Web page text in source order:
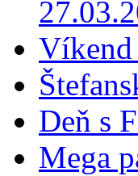
Víkend
Deň s
Mega